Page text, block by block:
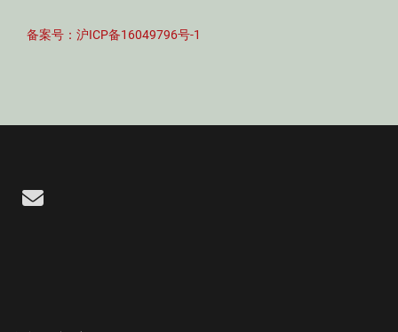
备案号：沪ICP备16049796号-1
Email